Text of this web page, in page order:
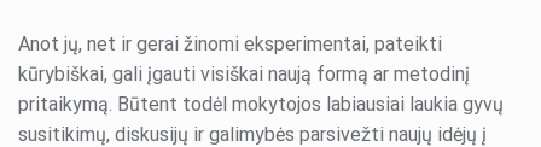
Anot jų, net ir gerai žinomi eksperimentai, pateikti
kūrybiškai, gali įgauti visiškai naują formą ar metodinį
pritaikymą. Būtent todėl mokytojos labiausiai laukia gyvų
susitikimų, diskusijų ir galimybės parsivežti naujų idėjų į